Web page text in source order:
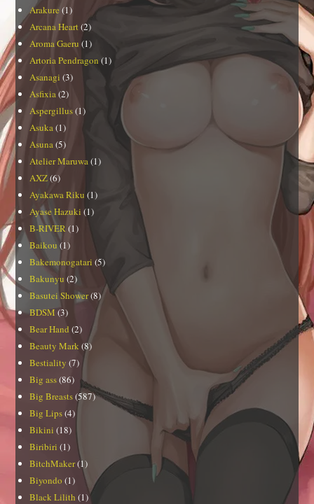
Arakure(1)
Arcana Heart (2)
Aroma Gaeru (1)
Artoria Pendragon (1)
Asanagi (3)
Asfixia (2)
Aspergillus(1)
Asuka (1)
Asuna (5)
Atelier Maruwa (1)
AXZ(6)
Ayakawa Riku (1)
Ayase Hazuki (1)
B-RIVER (1)
Baikou (1)
Bakemonogatari (5)
Bakunyu (2)
Basutei Shower(8)
BDSM (3)
Bear Hand (2)
Beauty Mark (8)
Bestiality (7)
Big ass(86)
Big Breasts(587)
Big Lips(4)
Bikini (18)
Biribiri (1)
BitchMaker(1)
Biyondo (1)
Black Lilith (1)